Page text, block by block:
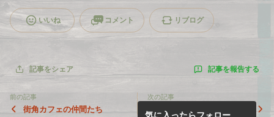
いいね コメント リブログ
記事をシェア 記事を報告する
前の記事
街角カフェの仲間たち
次の記事
気に入ったらフォロー